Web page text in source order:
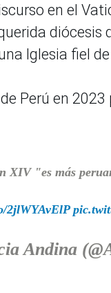
en el
diócesis
Iglesia fiel
Perú en
XIV "es más
2jlWYAvElP
Andina